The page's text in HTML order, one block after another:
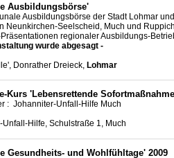
Ausbildungsbörse'
Ausbildungsbörse der Stadt Lohmar
Neunkirchen-Seelscheid, Much und
regionaler Ausbildungs-
wurde abgesagt -
Donrather Dreieck, Lohmar
Kurs 'Lebensrettende
: Johanniter-Unfall-Hilfe Much
Hilfe, Schulstraße 1, Much
Gesundheits- und Wohlfühltage' 2009